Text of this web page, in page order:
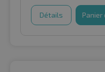
Détails Panier